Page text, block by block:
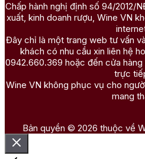
Chấp hành nghị định số 94/2012/
xuất, kinh doanh rượu, Wine VN
Đây chỉ là một trang web tư vấn
khách có nhu cầu xin liên hệ
0942.660.369 hoặc đến cửa
trực
Wine VN không phục vụ cho
mang
Bản quyền © 2026 thuộc về